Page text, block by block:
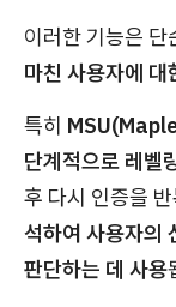
이러한 기능은 단
마친 사용자에 대
특히
단계적으로 레벨
후 다시 인증을
석하여 사용자의
판단하는 데 사용